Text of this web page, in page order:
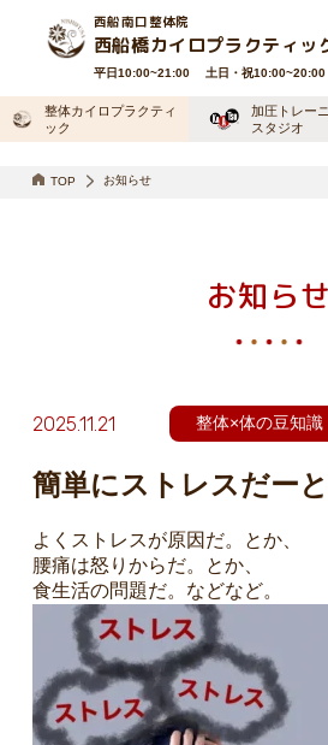
西船南口整体院
西船橋カイロプラクティッ
平日10:00~21:00 土日・祝10:00~20:00
整体カイロプラクティ
ック
加圧トレー
スタジオ
TOP お知らせ
お知らせ
2025.11.21 整体×体の豆知識
簡単にストレスだー
よくストレスが原因だ。とか、
腰痛は怒りからだ。とか、
食生活の問題だ。などなど。